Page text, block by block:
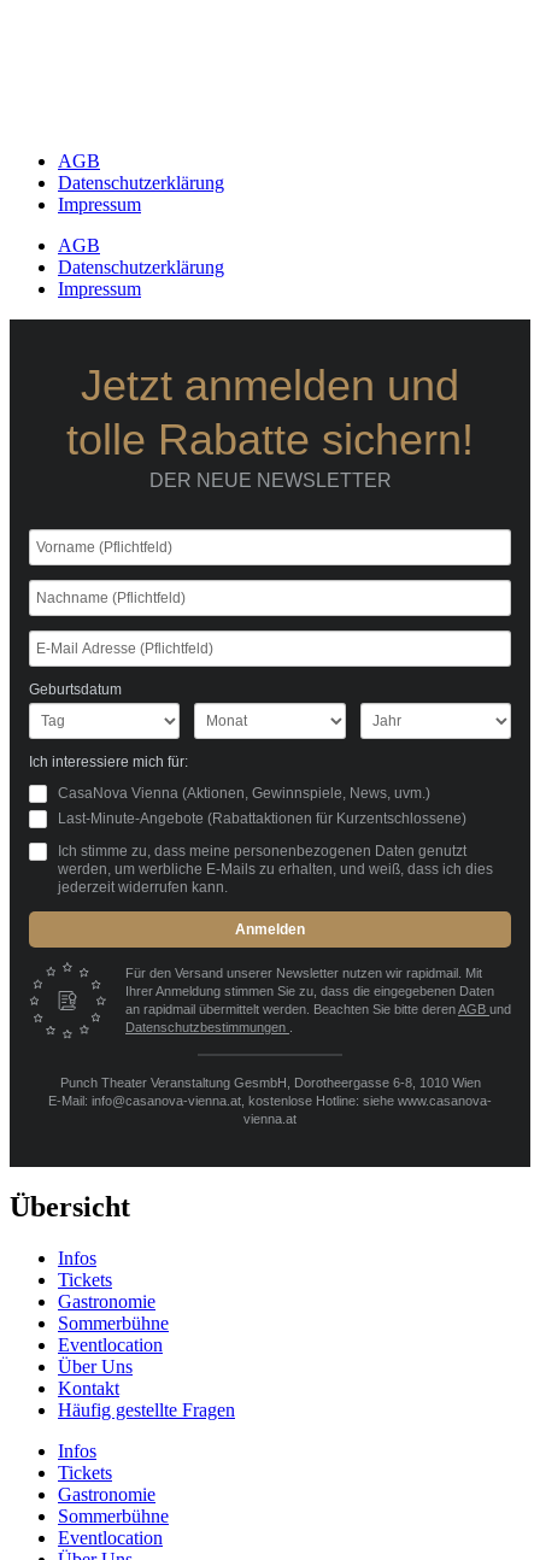
AGB
Datenschutzerklärung
Impressum
AGB
Datenschutzerklärung
Impressum
Jetzt anmelden und
tolle Rabatte sichern!
DER NEUE NEWSLETTER
Geburtsdatum
Ich interessiere mich für:
CasaNova Vienna (Aktionen, Gewinnspiele, News, uvm.)
Last-Minute-Angebote (Rabattaktionen für Kurzentschlossene)
Ich stimme zu, dass meine personenbezogenen Daten genutzt
werden, um werbliche E-Mails zu erhalten, und weiß, dass ich dies
jederzeit widerrufen kann.
Anmelden
Für den Versand unserer Newsletter nutzen wir rapidmail. Mit
Ihrer Anmeldung stimmen Sie zu, dass die eingegebenen Daten
an rapidmail übermittelt werden. Beachten Sie bitte derenAGB und
Datenschutzbestimmungen
Punch Theater Veranstaltung GesmbH, Dorotheergasse 6-8, 1010 Wien
E-Mail: info@casanova-vienna.at, kostenlose Hotline: siehe www.casanova-
vienna.at
Übersicht
Infos
Tickets
Gastronomie
Sommerbühne
Eventlocation
Über Uns
Kontakt
Häufig gestellte Fragen
Infos
Tickets
Gastronomie
Sommerbühne
Eventlocation